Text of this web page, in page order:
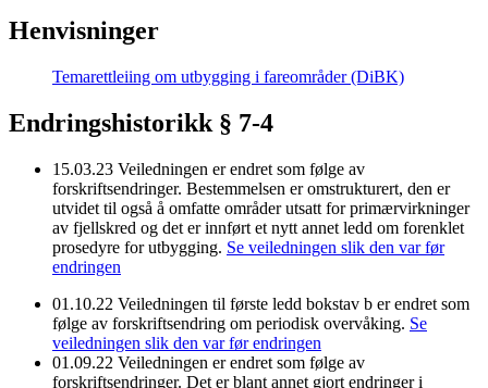
Henvisninger
Temarettleiing om utbygging i fareområder (DiBK)
Endringshistorikk § 7-4
15.03.23 Veiledningen er endret som følge av
forskriftsendringer. Bestemmelsen er omstrukturert, den er
utvidet til også å omfatte områder utsatt for primærvirkninger
av fjellskred og det er innført et nytt annet ledd om forenklet
prosedyre for utbygging. Se veiledningen slik den var før
endringen
01.10.22 Veiledningen til første ledd bokstav b er endret som
følge av forskriftsendring om periodisk overvåking. Se
veiledningen slik den var før endringen
01.09.22 Veiledningen er endret som følge av
forskriftsendringer. Det er blant annet gjort endringer i